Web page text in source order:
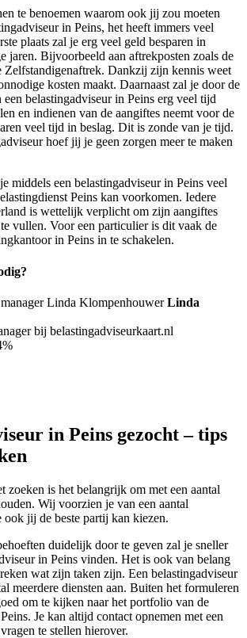
te benoemen waarom ook jij zou moeten
in Peins, het heeft immers veel
plaats zal je erg veel geld besparen in
jaren. Bijvoorbeeld aan aftrekposten zoals de
Dankzij zijn kennis weet
kosten maakt. Daarnaast zal je door de
belastingadviseur in Peins erg veel tijd
en indienen van de aangiftes neemt voor de
veel tijd in beslag. Dit is zonde van je tijd.
hoef jij je geen zorgen meer te maken
middels een belastingadviseur in Peins veel
Peins kan voorkomen. Iedere
is wettelijk verplicht om zijn aangiftes
vullen. Voor een particulier is dit vaak de
in Peins in te schakelen.
Linda
bij belastingadviseurkaart.nl
in Peins gezocht – tips
zoeken is het belangrijk om met een aantal
Wij voorzien je van een aantal
ook jij de beste partij kan kiezen.
duidelijk door te geven zal je sneller
in Peins vinden. Het is ook van belang
wat zijn taken zijn. Een belastingadviseur
meerdere diensten aan. Buiten het formuleren
om te kijken naar het portfolio van de
Je kan altijd contact opnemen met een
te stellen hierover.